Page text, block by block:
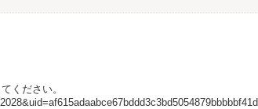
ください。